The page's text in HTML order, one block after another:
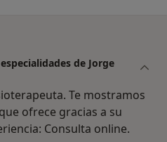
de Jorge
Te mostramos
ofrece gracias a su
Consulta online.